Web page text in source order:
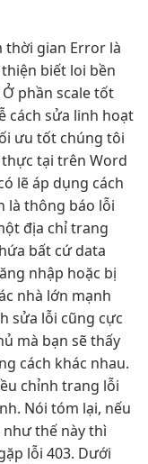
thời gian Error là
biết loi bền
Ở phần scale tốt
cách sửa linh hoạt
ưu tốt chúng tôi
tại trên Word
lẽ áp dụng cách
là thông báo lỗi
địa chỉ trang
bất cứ data
nhập hoặc bị
nhà lớn mạnh
sửa lỗi cũng cực
mà bạn sẽ thấy
cách khác nhau.
chỉnh trang lỗi
Nói tóm lại, nếu
thế này thì
lỗi 403. Dưới